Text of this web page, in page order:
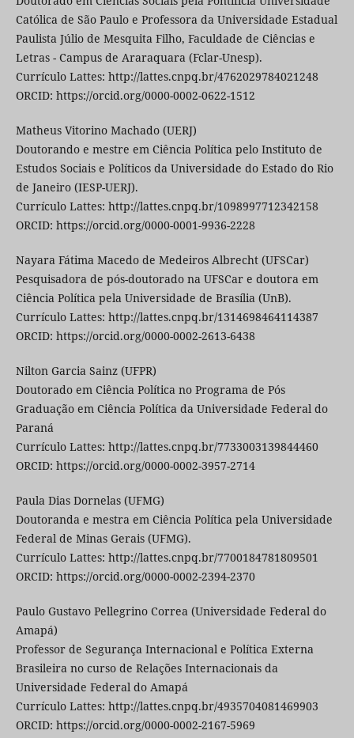
Católica de São Paulo e Professora da Universidade Estadual
Paulista Júlio de Mesquita Filho, Faculdade de Ciências e
Letras - Campus de Araraquara (Fclar-Unesp).
Currículo Lattes: http://lattes.cnpq.br/4762029784021248
ORCID: https://orcid.org/0000-0002-0622-1512
Matheus Vitorino Machado (UERJ)
Doutorando e mestre em Ciência Política pelo Instituto de
Estudos Sociais e Políticos da Universidade do Estado do Rio
de Janeiro (IESP-UERJ).
Currículo Lattes: http://lattes.cnpq.br/1098997712342158
ORCID: https://orcid.org/0000-0001-9936-2228
Nayara Fátima Macedo de Medeiros Albrecht (UFSCar)
Pesquisadora de pós-doutorado na UFSCar e doutora em
Ciência Política pela Universidade de Brasília (UnB).
Currículo Lattes: http://lattes.cnpq.br/1314698464114387
ORCID: https://orcid.org/0000-0002-2613-6438
Nilton Garcia Sainz (UFPR)
Doutorado em Ciência Política no Programa de Pós
Graduação em Ciência Política da Universidade Federal do
Paraná
Currículo Lattes: http://lattes.cnpq.br/7733003139844460
ORCID: https://orcid.org/0000-0002-3957-2714
Paula Dias Dornelas (UFMG)
Doutoranda e mestra em Ciência Política pela Universidade
Federal de Minas Gerais (UFMG).
Currículo Lattes: http://lattes.cnpq.br/7700184781809501
ORCID: https://orcid.org/0000-0002-2394-2370
Paulo Gustavo Pellegrino Correa (Universidade Federal do
Amapá)
Professor de Segurança Internacional e Política Externa
Brasileira no curso de Relações Internacionais da
Universidade Federal do Amapá
Currículo Lattes: http://lattes.cnpq.br/4935704081469903
ORCID: https://orcid.org/0000-0002-2167-5969